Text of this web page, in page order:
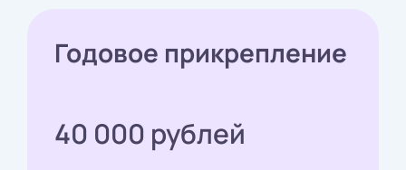
Годовое прикрепление
40 000 рублей